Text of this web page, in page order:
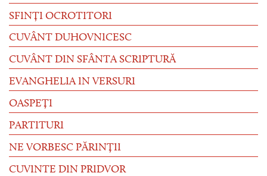
SFINȚI OCROTITORI
CUVÂNT DUHOVNICESC
CUVÂNT DIN SFÂNTA SCRIPTURĂ
EVANGHELIA IN VERSURI
OASPEȚI
PARTITURI
NE VORBESC PĂRINȚII
CUVINTE DIN PRIDVOR